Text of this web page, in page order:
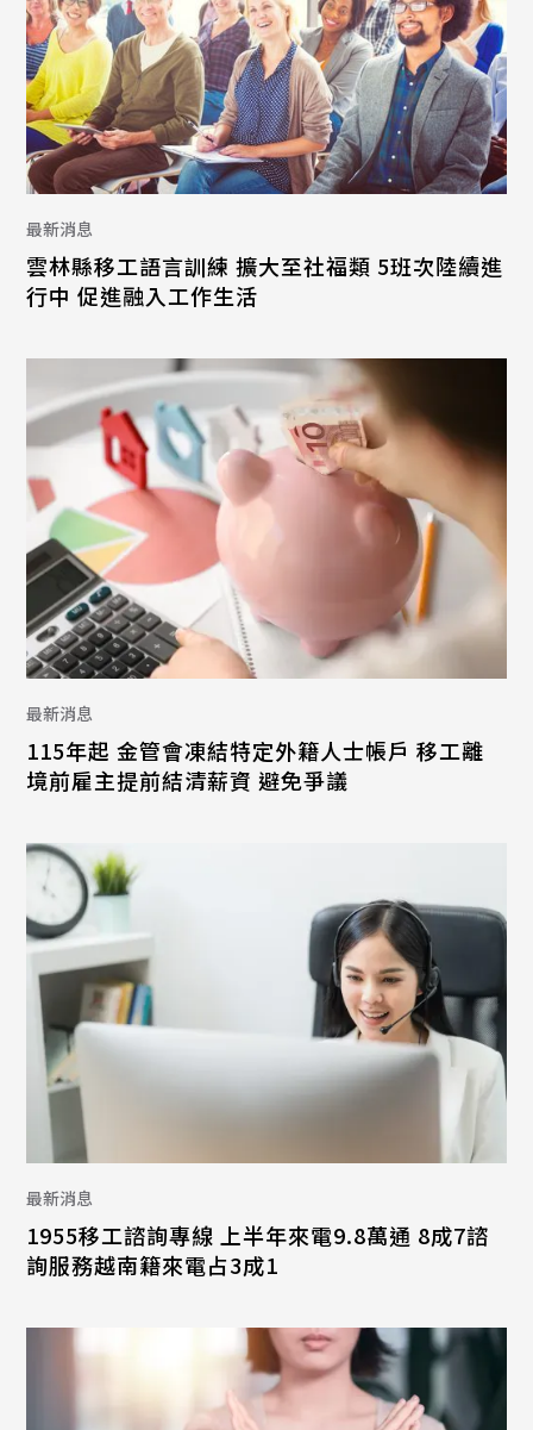
最新消息
雲林縣移工語言訓練 擴大至社福類 5班次陸續進
行中 促進融入工作生活
最新消息
115年起 金管會凍結特定外籍人士帳戶 移工離
境前雇主提前結清薪資 避免爭議
最新消息
1955移工諮詢專線 上半年來電9.8萬通 8成7諮
詢服務越南籍來電占3成1